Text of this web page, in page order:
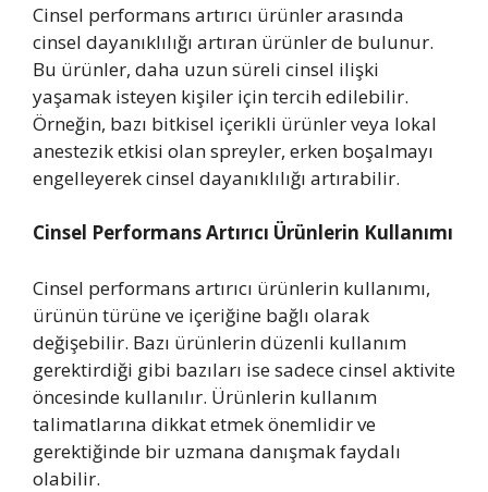
Cinsel performans artırıcı ürünler arasında
cinsel dayanıklılığı artıran ürünler de bulunur.
Bu ürünler, daha uzun süreli cinsel ilişki
yaşamak isteyen kişiler için tercih edilebilir.
Örneğin, bazı bitkisel içerikli ürünler veya lokal
anestezik etkisi olan spreyler, erken boşalmayı
engelleyerek cinsel dayanıklılığı artırabilir.
Cinsel Performans Artırıcı Ürünlerin Kullanımı
Cinsel performans artırıcı ürünlerin kullanımı,
ürünün türüne ve içeriğine bağlı olarak
değişebilir. Bazı ürünlerin düzenli kullanım
gerektirdiği gibi bazıları ise sadece cinsel aktivite
öncesinde kullanılır. Ürünlerin kullanım
talimatlarına dikkat etmek önemlidir ve
gerektiğinde bir uzmana danışmak faydalı
olabilir.